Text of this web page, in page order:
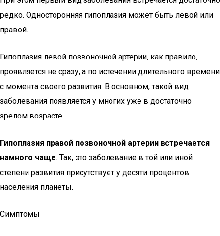
редко. Односторонняя гипоплазия может быть левой или
правой.
Гипоплазия левой позвоночной артерии, как правило,
проявляется не сразу, а по истечении длительного времени
с момента своего развития. В основном, такой вид
заболевания появляется у многих уже в достаточно
зрелом возрасте.
Гипоплазия правой позвоночной артерии встречается
намного чаще. Так, это заболевание в той или иной
степени развития присутствует у десяти процентов
населения планеты.
Симптомы